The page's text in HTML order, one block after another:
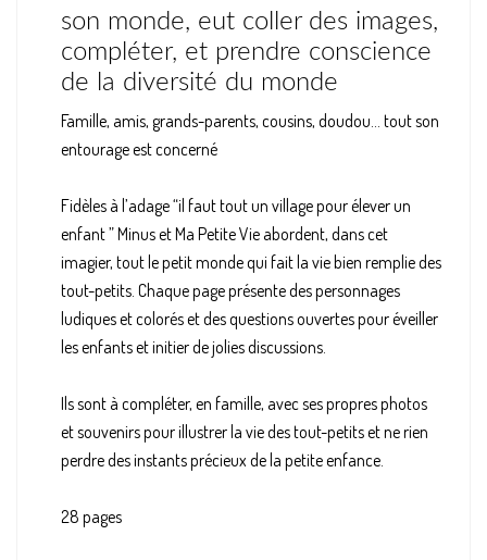
son monde, eut coller des images,
compléter, et prendre conscience
de la diversité du monde
Famille, amis, grands-parents, cousins, doudou... tout son
entourage est concerné
Fidèles à l’adage “il faut tout un village pour élever un
enfant ” Minus et Ma Petite Vie abordent, dans cet
imagier, tout le petit monde qui fait la vie bien remplie des
tout-petits. Chaque page présente des personnages
ludiques et colorés et des questions ouvertes pour éveiller
les enfants et initier de jolies discussions.
Ils sont à compléter, en famille, avec ses propres photos
et souvenirs pour illustrer la vie des tout-petits et ne rien
perdre des instants précieux de la petite enfance.
28 pages